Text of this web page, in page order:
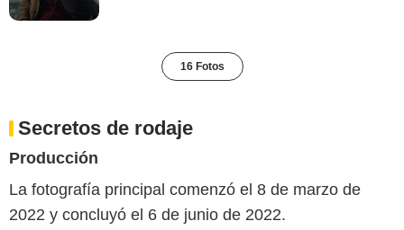
16 Fotos
Secretos de rodaje
Producción
La fotografía principal comenzó el 8 de marzo de
2022 y concluyó el 6 de junio de 2022.